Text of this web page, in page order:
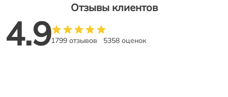
Отзывы клиентов
4.91799 отзывов 5358 оценок